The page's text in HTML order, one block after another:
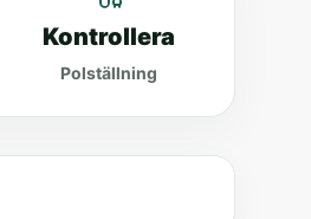
Kontrollera
Polställning